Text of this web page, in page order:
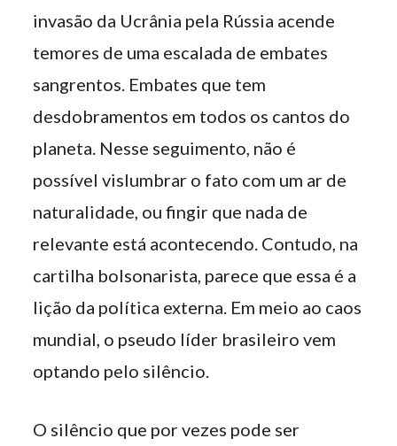
invasão da Ucrânia pela Rússia acende
temores de uma escalada de embates
sangrentos. Embates que tem
desdobramentos em todos os cantos do
planeta. Nesse seguimento, não é
possível vislumbrar o fato com um ar de
naturalidade, ou fingir que nada de
relevante está acontecendo. Contudo, na
cartilha bolsonarista, parece que essa é a
lição da política externa. Em meio ao caos
mundial, o pseudo líder brasileiro vem
optando pelo silêncio.
O silêncio que por vezes pode ser